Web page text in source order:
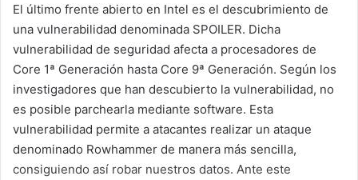
El último frente abierto en Intel es el descubrimiento de
una vulnerabilidad denominada SPOILER. Dicha
vulnerabilidad de seguridad afecta a procesadores de
Core 1ª Generación hasta Core 9ª Generación. Según los
investigadores que han descubierto la vulnerabilidad, no
es posible parchearla mediante software. Esta
vulnerabilidad permite a atacantes realizar un ataque
denominado Rowhammer de manera más sencilla,
consiguiendo así robar nuestros datos. Ante este